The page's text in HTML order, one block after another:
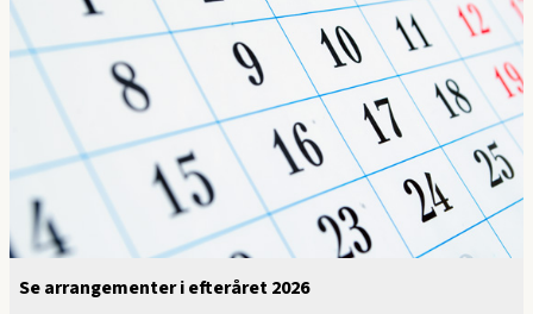
Se arrangementer i efteråret 2026